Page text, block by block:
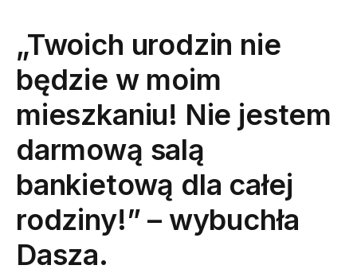
„Twoich urodzin nie
będzie w moim
mieszkaniu! Nie jestem
darmową salą
bankietową dla całej
rodziny!” – wybuchła
Dasza.